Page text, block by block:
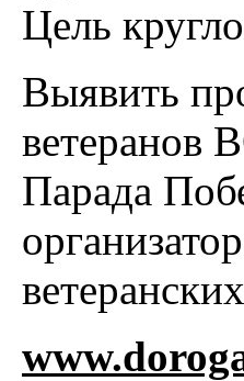
Цель
Выявить
ветеранов
Парада